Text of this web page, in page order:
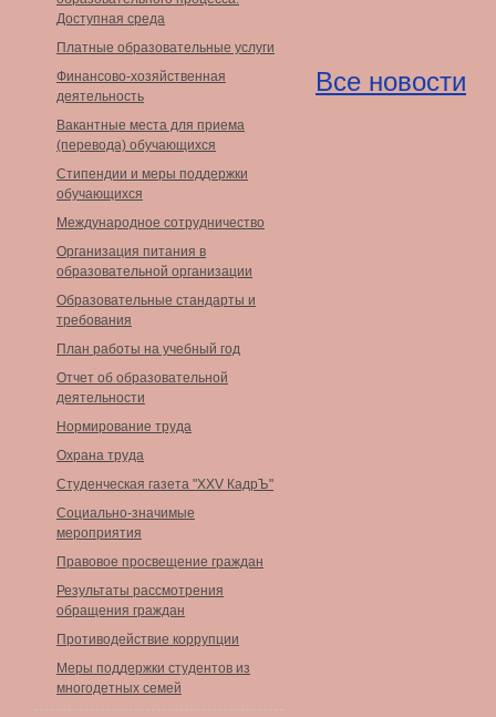
Доступная среда
Платные образовательные услуги
Финансово-хозяйственная
деятельность
Вакантные места для приема
(перевода) обучающихся
Стипендии и меры поддержки
обучающихся
Международное сотрудничество
Организация питания в
образовательной организации
Образовательные стандарты и
требования
План работы на учебный год
Отчет об образовательной
деятельности
Нормирование труда
Охрана труда
Студенческая газета "XXV КадрЪ"
Социально-значимые
мероприятия
Правовое просвещение граждан
Результаты рассмотрения
обращения граждан
Противодействие коррупции
Меры поддержки студентов из
многодетных семей
Все новости